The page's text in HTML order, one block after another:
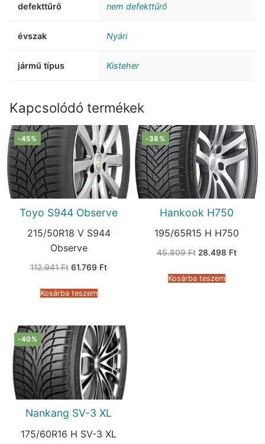
defekttűrő nem defekttűrő
évszak Nyári
jármű típus Kisteher
Kapcsolódó termékek
-45%
Toyo S944 Observe
215/50R18 V S944
Observe
112.941Ft Original
112.941 Ft.
61.769 FtCurrent
Kosárba teszem
-38%
Hankook H750
195/65R15 H H750
45.809Ft Original
45.809 Ft.
28.498 FtCurrent
Kosárba teszem
-40%
Nankang SV-3 XL
175/60R16 H SV-3 XL